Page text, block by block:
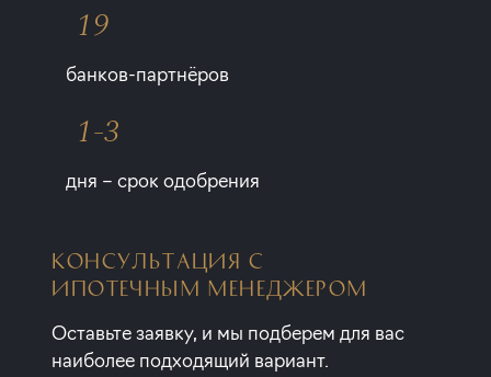
19
банков-партнёров
1-3
дня – срок одобрения
КОНСУЛЬТАЦИЯ С
ИПОТЕЧНЫМ МЕНЕДЖЕРОМ
Оставьте заявку, и мы подберем для вас
наиболее подходящий вариант.